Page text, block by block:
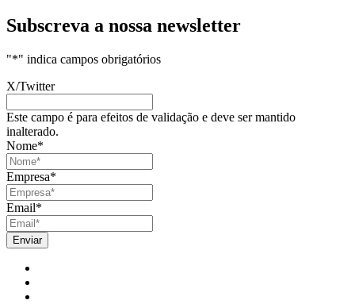
Subscreva a nossa newsletter
"*" indica campos obrigatórios
X/Twitter
Este campo é para efeitos de validação e deve ser mantido
inalterado.
Nome*
Empresa*
Email*